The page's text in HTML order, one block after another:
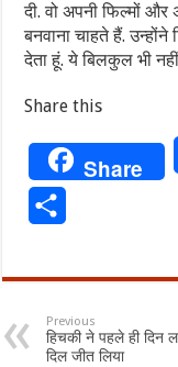
दी. वो अपनी फिल्मों
बनवाना चाहते हैं.
देता हूं. ये बिलकुल भी नहीं
Share this
Share
Previous
हिचकी ने पहले ही दिन
दिल जीत लिया